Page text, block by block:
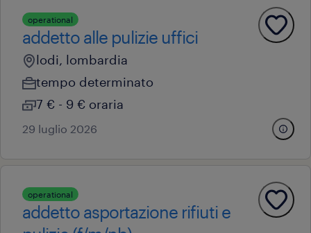
operational
addetto alle pulizie uffici
lodi, lombardia
tempo determinato
7 € - 9 € oraria
29 luglio 2026
operational
addetto asportazione rifiuti e